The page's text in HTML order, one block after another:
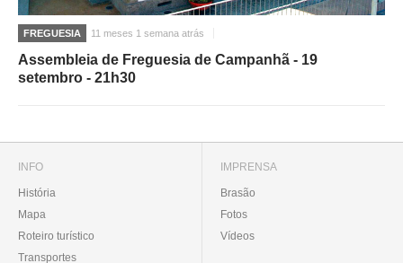
FREGUESIA 11 meses 1 semana atrás
Assembleia de Freguesia de Campanhã - 19
setembro - 21h30
INFO
História
Mapa
Roteiro turístico
Transportes
IMPRENSA
Brasão
Fotos
Vídeos